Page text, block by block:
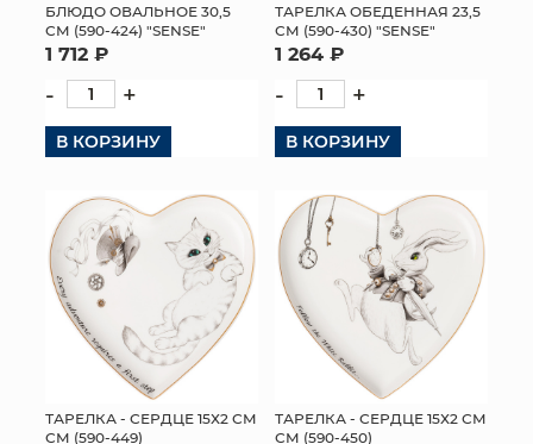
БЛЮДО ОВАЛЬНОЕ 30,5
СМ (590-424) "SENSE"
1 712 ₽
- +
В КОРЗИНУ
ТАРЕЛКА ОБЕДЕННАЯ 23,5
СМ (590-430) "SENSE"
1 264 ₽
- +
В КОРЗИНУ
ТАРЕЛКА - СЕРДЦЕ 15Х2 СМ
СМ (590-449)
ТАРЕЛКА - СЕРДЦЕ 15Х2 СМ
СМ (590-450)